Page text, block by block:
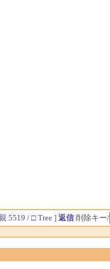
親 5519 / □ Tree] 返信 削除キー/